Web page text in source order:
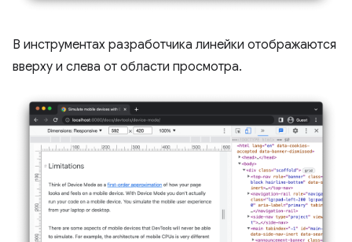
В инструментах разработчика линейки отображаются
вверху и слева от области просмотра.